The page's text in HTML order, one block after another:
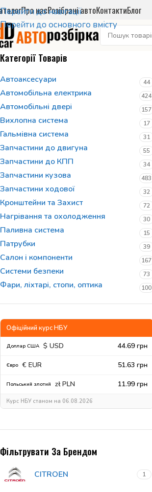
Перейти до навігації
Перейти до основного вмісту
Про насРозібрані автоКонтактиБлог
Категорії Товарів
Автоаксесуари 44
Автомобільна електрика 424
Автомобільні двері 157
Вихлопна система 17
Гальмівна система 31
Запчастини до двигуна 55
Запчастини до КПП 34
Запчастини кузова 483
Запчастини ходової 32
Кронштейни та Захист 72
Нагрівання та охолодження 30
Паливна система 15
Патрубки 39
Салон і компоненти 167
Системи безпеки 73
Фари, ліхтарі, стопи, оптика 100
Офіційний курс НБУ
Доллар США $ USD 44.69 грн
Євро € EUR 51.63 грн
Польський злотий zł PLN 11.99 грн
Курс НБУ станом на 06.08.2026
Фільтрувати За Брендом
CITROEN 1